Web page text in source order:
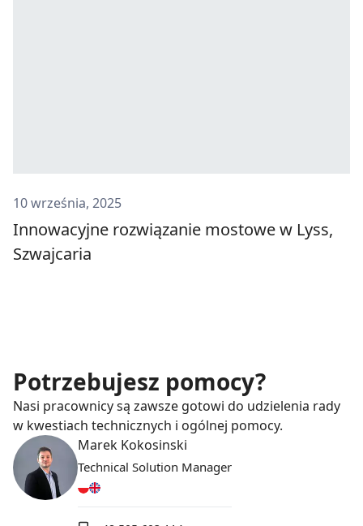
10 września, 2025
Innowacyjne rozwiązanie mostowe w Lyss,
Szwajcaria
Potrzebujesz pomocy?
Nasi pracownicy są zawsze gotowi do udzielenia rady
w kwestiach technicznych i ogólnej pomocy.
Marek Kokosinski
Technical Solution Manager